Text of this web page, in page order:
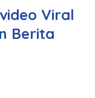
Viral
Berita